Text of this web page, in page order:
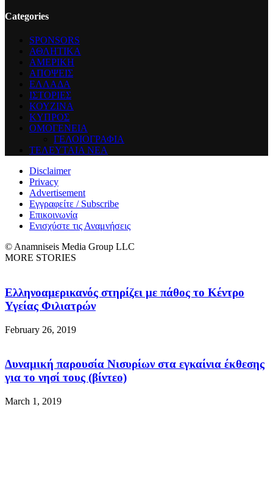
Categories
SPONSORS
ΑΘΛΗΤΙΚΑ
ΑΜΕΡΙΚΗ
ΑΠΟΨΕΙΣ
ΕΛΛΑΔΑ
ΙΣΤΟΡΙΕΣ
ΚΟΥΖΙΝΑ
ΚΥΠΡΟΣ
ΟΜΟΓΕΝΕΙΑ
ΓΕΛΟΙΟΓΡΑΦΙΑ
ΤΕΛΕΥΤΑΙΑ ΝΕΑ
Disclaimer
Privacy
Advertisement
Εγγραφείτε / Subscribe
Επικοινωνία
Ενισχύστε τις Αναμνήσεις
© Anamniseis Media Group LLC
MORE STORIES
Ελληνοαμερικανός στηρίζει με πάθος το Κέντρο
Υγείας Φιλιατρών
February 26, 2019
Δυναμική παρουσία Νισυρίων στα εγκαίνια έκθεσης
για το νησί τους (βίντεο)
March 1, 2019